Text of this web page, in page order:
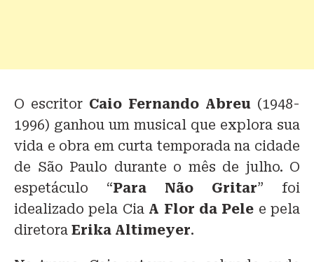
O escritor Caio Fernando Abreu (1948-
1996) ganhou um musical que explora sua
vida e obra em curta temporada na cidade
de São Paulo durante o mês de julho. O
espetáculo “Para Não Gritar” foi
idealizado pela Cia A Flor da Pele e pela
diretora Erika Altimeyer.